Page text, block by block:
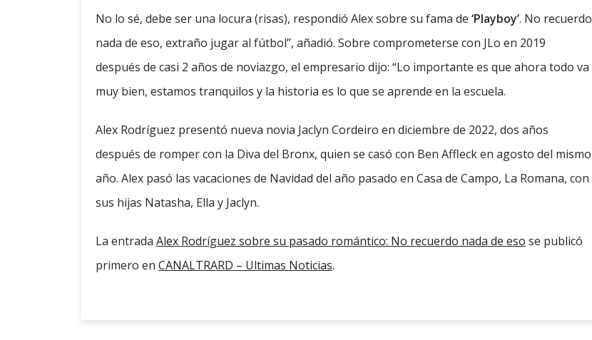
No lo sé, debe ser una locura (risas), respondió Alex sobre su fama de ‘Playboy’. No recuerdo
nada de eso, extraño jugar al fútbol”, añadió. Sobre comprometerse con JLo en 2019
después de casi 2 años de noviazgo, el empresario dijo: “Lo importante es que ahora todo va
muy bien, estamos tranquilos y la historia es lo que se aprende en la escuela.
Alex Rodríguez presentó nueva novia Jaclyn Cordeiro en diciembre de 2022, dos años
después de romper con la Diva del Bronx, quien se casó con Ben Affleck en agosto del mismo
año. Alex pasó las vacaciones de Navidad del año pasado en Casa de Campo, La Romana, con
sus hijas Natasha, Ella y Jaclyn.
La entrada Alex Rodríguez sobre su pasado romántico: No recuerdo nada de eso se publicó
primero en CANALTRARD – Ultimas Noticias.